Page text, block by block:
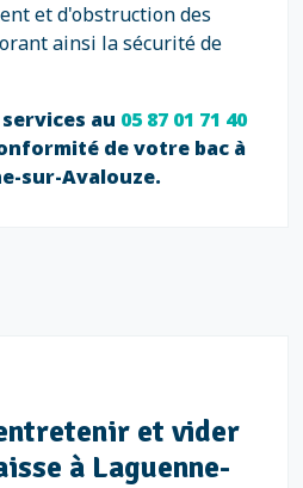
et d'obstruction des
ainsi la sécurité de
au 05 87 01 71 40
de votre bac à
sur-Avalouze.
et vider
à Laguenne-